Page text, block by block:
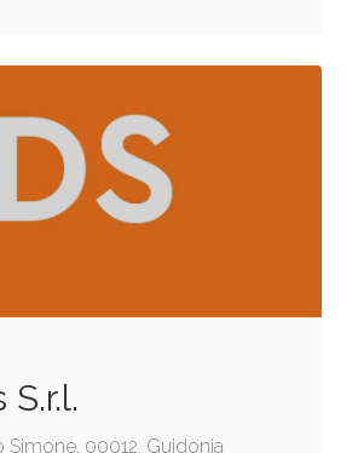
Simone, 00012, Guidonia